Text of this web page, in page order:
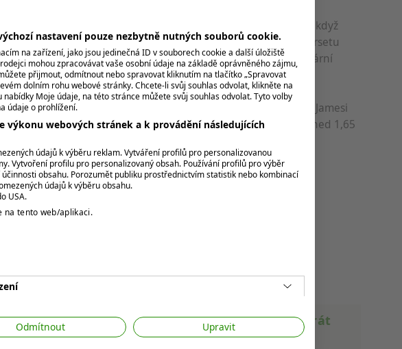
McIlroy umí vydělat i mimo golfové prostředí. Jako když
vstoupil v roce 2013 do společnosti Sunseeker vyrábějící v Dorsetu
i hollywoodský veterán Michael Douglas nebo populární
Idol, The X Factor UK a Britain's Got Talent Simon Cowell.
potvrdila ve chvíli, kdy jachty známé i z filmů o agentovi 007 Jamesi
která Sunseeker odkoupila za 292 milionů liber. A hned 1,65
Rory McIlroy.
TGL?
Střílel góly v Premier League, teď chce hrát
jako profesionál PGA Tour
nastavení pouze nezbytně nutných souborů cookie.
na zařízení, jako jsou jedinečná ID v souborech cookie a další úložiště
mohou zpracovávat vaše osobní údaje na základě oprávněného zájmu,
přijmout, odmítnout nebo spravovat kliknutím na tlačítko „Spravovat
dolním rohu webové stránky. Chcete-li svůj souhlas odvolat, klikněte na
Moje údaje, na této stránce můžete svůj souhlas odvolat. Tyto volby
údaje o prohlížení.
výkonu webových stránek a k provádění následujících
údajů k výběru reklam. Vytváření profilů pro personalizovanou
Vytvoření profilu pro personalizovaný obsah. Používání profilů pro výběr
obsahu. Porozumět publiku prostřednictvím statistik nebo kombinací
údajů k výběru obsahu.
USA.
na tento web/aplikaci.
Odmítnout Upravit